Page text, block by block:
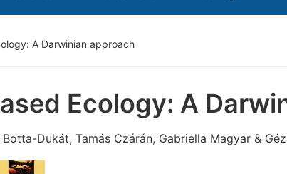
A Darwinian approach
Ecology: A
Dukát, Tamás Czárán, Gabriella Magyar &